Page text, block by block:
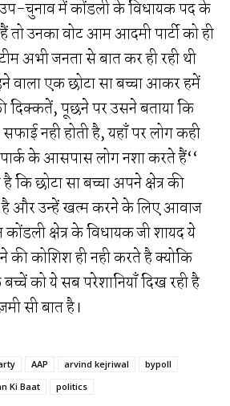
चुनाव में कोंडली के विधायक पद के
तो उनका वोट आम आदमी पार्टी को ही
अभी जनता से बात कर ही रही थी
वाला एक छोटा सा बच्चा आकर हमें
दिक्कतें, पूछने पर उसने बताया कि
नही होती है, यहाॅं पर लोग कही
के आसपास लोग नशा करते हैं‘‘
कि छोटा सा बच्चा अपने क्षेत्र की
है और उन्हें खत्म करने के लिए आवाज
कोंडली क्षेत्र के विधायक जी शायद ये
कोशिश ही नही करते है क्योकि
को ये सब परेशानियाॅं दिख रही है
सी बात है।
AAP arvind kejriwal
bypoll
Ki Baat politics